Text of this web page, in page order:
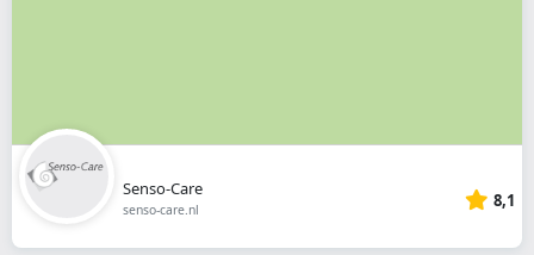
Senso-Care
senso-care.nl 8,1